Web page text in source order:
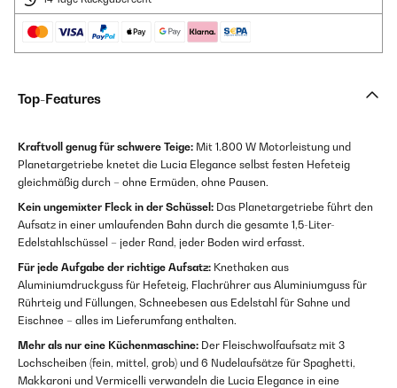
Top-Features
Kraftvoll genug für schwere Teige: Mit 1.800 W Motorleistung und
Planetargetriebe knetet die Lucia Elegance selbst festen Hefeteig
gleichmäßig durch – ohne Ermüden, ohne Pausen.
Kein ungemixter Fleck in der Schüssel: Das Planetargetriebe führt den
Aufsatz in einer umlaufenden Bahn durch die gesamte 1,5-Liter-
Edelstahlschüssel – jeder Rand, jeder Boden wird erfasst.
Für jede Aufgabe der richtige Aufsatz: Knethaken aus
Aluminiumdruckguss für Hefeteig, Flachrührer aus Aluminiumguss für
Rührteig und Füllungen, Schneebesen aus Edelstahl für Sahne und
Eischnee – alles im Lieferumfang enthalten.
Mehr als nur eine Küchenmaschine: Der Fleischwolfaufsatz mit 3
Lochscheiben (fein, mittel, grob) und 6 Nudelaufsätze für Spaghetti,
Makkaroni und Vermicelli verwandeln die Lucia Elegance in eine